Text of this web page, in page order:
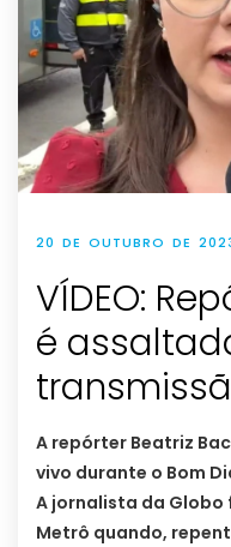
20 DE OUTUBRO DE
VÍDEO:
é
A repórter Beatriz
vivo durante o Bom
A jornalista da
Metrô quando,